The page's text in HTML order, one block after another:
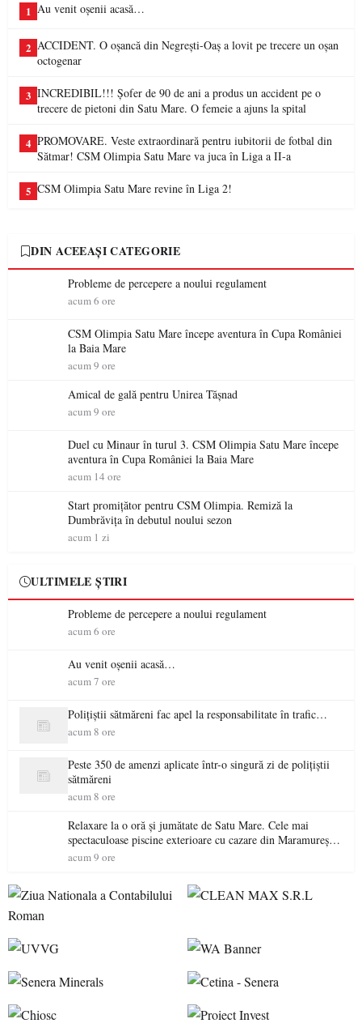
1 Au venit oșenii acasă…
2 ACCIDENT. O oșancă din Negrești-Oaș a lovit pe trecere un oșan
octogenar
3 INCREDIBIL!!! Șofer de 90 de ani a produs un accident pe o
trecere de pietoni din Satu Mare. O femeie a ajuns la spital
4 PROMOVARE. Veste extraordinară pentru iubitorii de fotbal din
Sătmar! CSM Olimpia Satu Mare va juca în Liga a II-a
5 CSM Olimpia Satu Mare revine în Liga 2!
DIN ACEEAȘI CATEGORIE
Probleme de percepere a noului regulament
acum 6 ore
CSM Olimpia Satu Mare începe aventura în Cupa României
la Baia Mare
acum 9 ore
Amical de gală pentru Unirea Tășnad
acum 9 ore
Duel cu Minaur în turul 3. CSM Olimpia Satu Mare începe
aventura în Cupa României la Baia Mare
acum 14 ore
Start promițător pentru CSM Olimpia. Remiză la
Dumbrăvița în debutul noului sezon
acum 1 zi
ULTIMELE ȘTIRI
Probleme de percepere a noului regulament
acum 6 ore
Au venit oșenii acasă…
acum 7 ore
Polițiștii sătmăreni fac apel la responsabilitate în trafic…
acum 8 ore
Peste 350 de amenzi aplicate într-o singură zi de polițiștii
sătmăreni
acum 8 ore
Relaxare la o oră și jumătate de Satu Mare. Cele mai
spectaculoase piscine exterioare cu cazare din Maramureș,
ideale pentru o escapadă de vară
acum 9 ore